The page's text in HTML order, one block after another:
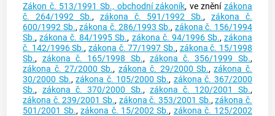
Zákon č. 513/1991 Sb., obchodní zákoník, ve znění zákona
č. 264/1992 Sb., zákona č. 591/1992 Sb., zákona č.
600/1992 Sb.,zákona č. 286/1993 Sb., zákona č. 156/1994
Sb.,zákona č. 84/1995 Sb., zákona č. 94/1996 Sb., zákona
č. 142/1996 Sb.,zákona č. 77/1997 Sb., zákona č. 15/1998
Sb., zákona č. 165/1998 Sb., zákona č. 356/1999 Sb.,
zákona č. 27/2000 Sb., zákona č. 29/2000 Sb.,zákona č.
30/2000 Sb.,zákona č. 105/2000 Sb., zákona č. 367/2000
Sb., zákona č. 370/2000 Sb., zákona č. 120/2001 Sb.,
zákona č. 239/2001 Sb., zákona č. 353/2001 Sb.,zákona č.
501/2001 Sb.,zákona č. 15/2002 Sb., zákona č. 125/2002